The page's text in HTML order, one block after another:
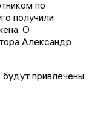
по
получили
О
Александр
привлечены